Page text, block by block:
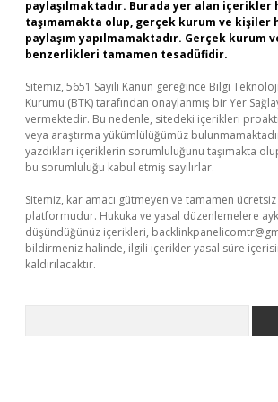
paylaşılmaktadır. Burada yer alan içerikler
taşımamakta olup, gerçek kurum ve kişiler
paylaşım yapılmamaktadır. Gerçek kurum
benzerlikleri tamamen tesadüfidir.
Sitemiz, 5651 Sayılı Kanun gereğince Bilgi
Kurumu (BTK) tarafından onaylanmış bir Yer
vermektedir. Bu nedenle, sitedeki içerikleri
veya araştırma yükümlülüğümüz
yazdıkları içeriklerin sorumluluğunu taşımakta
bu sorumluluğu kabul etmiş sayılırlar.
Sitemiz, kar amacı gütmeyen ve tamamen
platformudur. Hukuka ve yasal düzenlemelere
düşündüğünüz içerikleri,
bildirmeniz halinde, ilgili içerikler yasal süre
kaldırılacaktır.